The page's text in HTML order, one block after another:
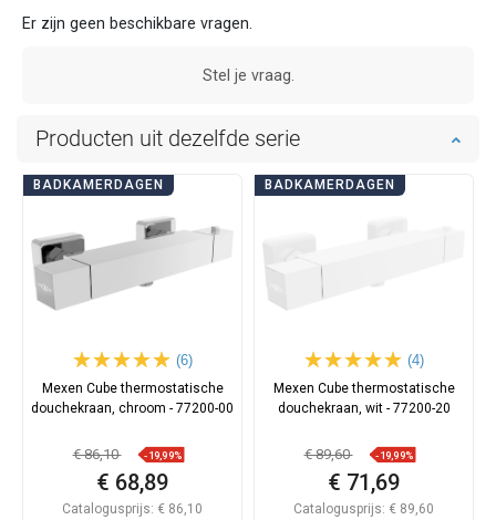
Er zijn geen beschikbare vragen.
Stel je vraag.
Producten uit dezelfde serie
BADKAMERDAGEN
(6)
Mexen Cube thermostatische
douchekraan, chroom - 77200-00
€ 86,10 -19,99%
€ 68,89
Catalogusprijs: € 86,10
BADKAMERDAGEN
(4)
Mexen Cube thermostatische
douchekraan, wit - 77200-20
€ 89,60 -19,99%
€ 71,69
Catalogusprijs: € 89,60